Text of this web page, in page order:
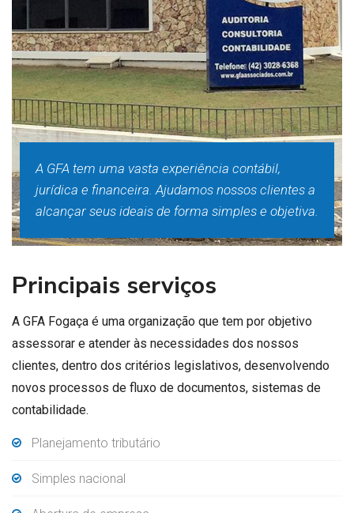
A GFA tem uma vasta experiência contábil,
jurídica e financeira. Ajudamos nossos clientes a
alcançar seus ideais de forma simples e objetiva.
Principais serviços
A GFA Fogaça é uma organização que tem por objetivo
assessorar e atender às necessidades dos nossos
clientes, dentro dos critérios legislativos, desenvolvendo
novos processos de fluxo de documentos, sistemas de
contabilidade.
Planejamento tributário
Simples nacional